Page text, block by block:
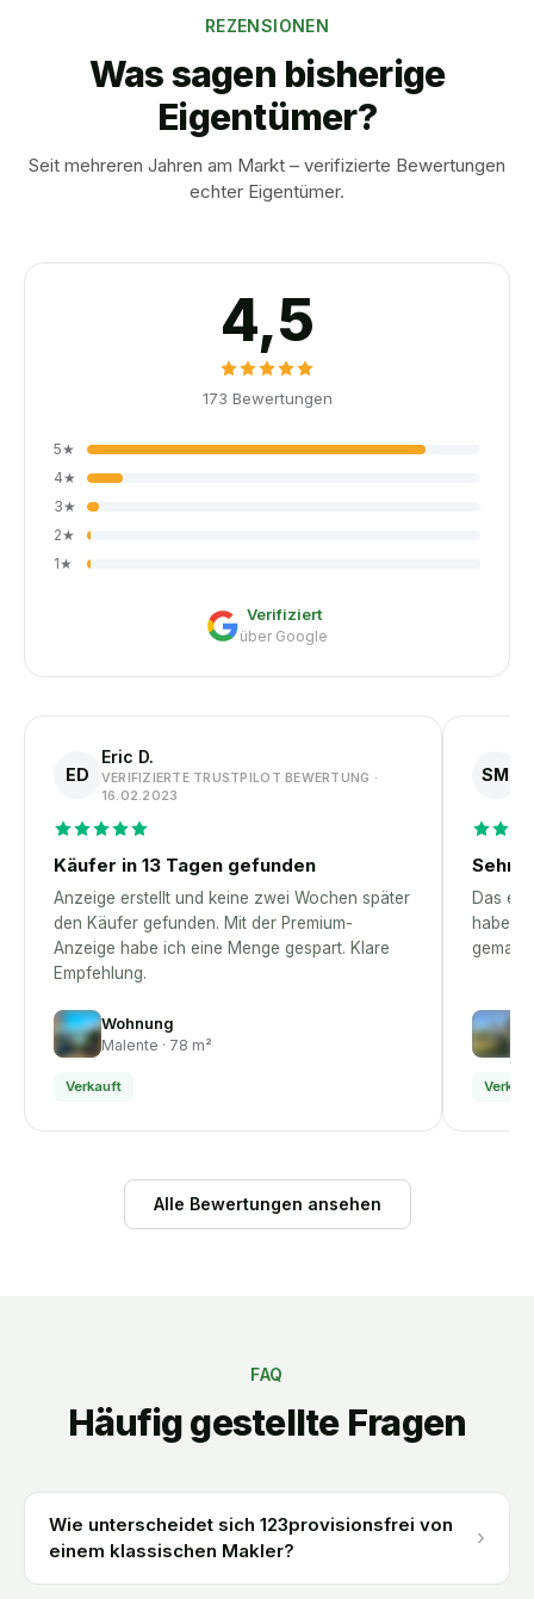
REZENSIONEN
Was sagen bisherige
Eigentümer?
Seit mehreren Jahren am Markt – verifizierte Bewertungen
echter Eigentümer.
4,5
173 Bewertungen
5★
4★
3★
2★
1★
Verifiziert
über Google
ED
Eric D.
VERIFIZIERTE TRUSTPILOT BEWERTUNG ·
16.02.2023
Käufer in 13 Tagen gefunden
Anzeige erstellt und keine zwei Wochen später
den Käufer gefunden. Mit der Premium-
Anzeige habe ich eine Menge gespart. Klare
Empfehlung.
Wohnung
Malente · 78 m²
Verkauft
SM
Sehr
Das
habe –
Alle Bewertungen ansehen
FAQ
Häufig gestellte Fragen
Wie unterscheidet sich 123provisionsfrei von
einem klassischen Makler?
›